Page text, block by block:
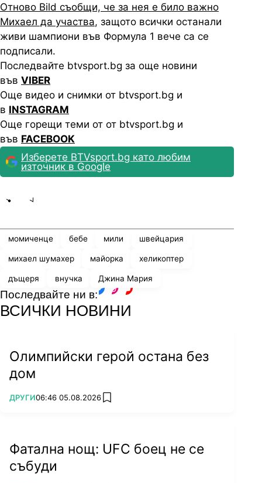
Отново Bild съобщи, че за нея е било важно
Михаел да участва, защото всички останали
живи шампиони във Формула 1 вече са се
подписали.
Последвайте btvsport.bg за още новини
във VIBER
Още видео и снимки от btvsport.bg и
в INSTAGRAM
Още горещи теми от от btvsport.bg и
във FACEBOOK
Изберете BTVsport.bg като любим
източник в Google
момиченце бебе мили швейцария
михаел шумахер майорка хеликоптер
дъщеря внучка Джина Мария
Последвайте ни в:
ВСИЧКИ НОВИНИ
Олимпийски герой остана без
дом
ПОВЕЧЕ ОТ
ДРУГИ06:46 05.08.2026 add favorites
Фатална нощ: UFC боец не се
събуди